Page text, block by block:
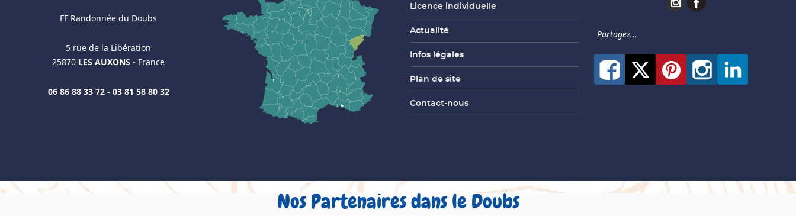
FF Randonnée du Doubs
5 rue de la Libération
25870 LES AUXONS - France
06 86 88 33 72 - 03 81 58 80 32
Licence individuelle
Actualité
Infos légales
Plan de site
Contact-nous
Partagez...
Nos Partenaires dans le Doubs